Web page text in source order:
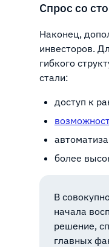
Спрос со
Наконец,
инвесторов.
гибкого
стали:
доступ к
более
В
начала
решение,
главных